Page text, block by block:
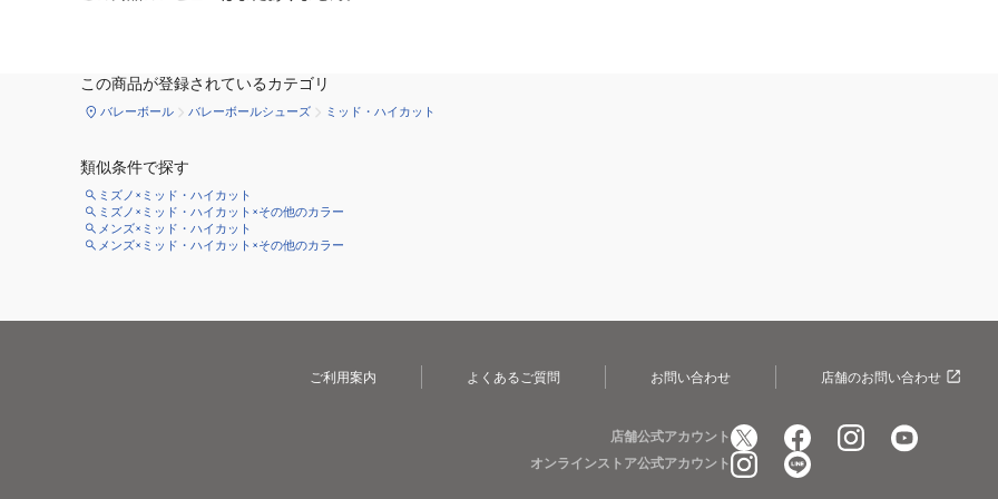
この商品が登録されているカテゴリ
バレーボール バレーボールシューズ ミッド・ハイカット
類似条件で探す
ミズノ×ミッド・ハイカット
ミズノ×ミッド・ハイカット×その他のカラー
メンズ×ミッド・ハイカット
メンズ×ミッド・ハイカット×その他のカラー
ご利用案内 よくあるご質問 お問い合わせ 店舗のお問い合わせ
店舗公式アカウント
オンラインストア公式アカウント